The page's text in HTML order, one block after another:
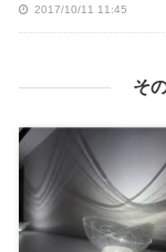
2017/10/11 11:45
そ